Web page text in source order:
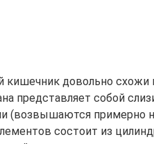
довольно схожи
представляет собой
(возвышаются примерно
состоит из